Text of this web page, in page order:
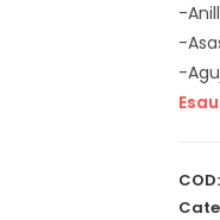
-
-
-
COD: